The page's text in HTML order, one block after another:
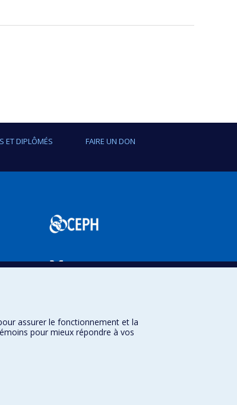
ET DIPLÔMÉS FAIRE UN DON
assurer le fonctionnement et la
pour mieux répondre à vos